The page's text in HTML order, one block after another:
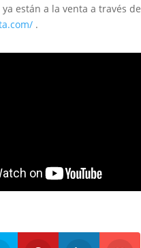
están a la venta a través de
.